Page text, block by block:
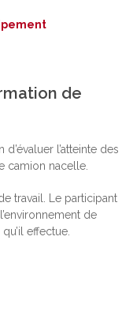
de
l’atteinte des
camion nacelle.
travail. Le participant
de
effectue.